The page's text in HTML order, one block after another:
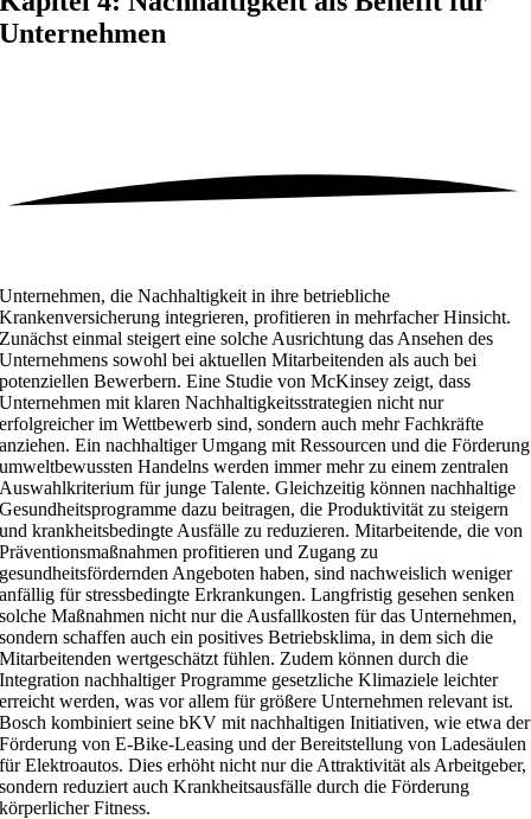
Unternehmen
Unternehmen, die Nachhaltigkeit in ihre betriebliche
Krankenversicherung integrieren, profitieren in mehrfacher Hinsicht.
Zunächst einmal steigert eine solche Ausrichtung das Ansehen des
Unternehmens sowohl bei aktuellen Mitarbeitenden als auch bei
potenziellen Bewerbern. Eine Studie von McKinsey zeigt, dass
Unternehmen mit klaren Nachhaltigkeitsstrategien nicht nur
erfolgreicher im Wettbewerb sind, sondern auch mehr Fachkräfte
anziehen. Ein nachhaltiger Umgang mit Ressourcen und die Förderung
umweltbewussten Handelns werden immer mehr zu einem zentralen
Auswahlkriterium für junge Talente. Gleichzeitig können nachhaltige
Gesundheitsprogramme dazu beitragen, die Produktivität zu steigern
und krankheitsbedingte Ausfälle zu reduzieren. Mitarbeitende, die von
Präventionsmaßnahmen profitieren und Zugang zu
gesundheitsfördernden Angeboten haben, sind nachweislich weniger
anfällig für stressbedingte Erkrankungen. Langfristig gesehen senken
solche Maßnahmen nicht nur die Ausfallkosten für das Unternehmen,
sondern schaffen auch ein positives Betriebsklima, in dem sich die
Mitarbeitenden wertgeschätzt fühlen. Zudem können durch die
Integration nachhaltiger Programme gesetzliche Klimaziele leichter
erreicht werden, was vor allem für größere Unternehmen relevant ist.
Bosch kombiniert seine bKV mit nachhaltigen Initiativen, wie etwa der
Förderung von E-Bike-Leasing und der Bereitstellung von Ladesäulen
für Elektroautos. Dies erhöht nicht nur die Attraktivität als Arbeitgeber,
sondern reduziert auch Krankheitsausfälle durch die Förderung
körperlicher Fitness.